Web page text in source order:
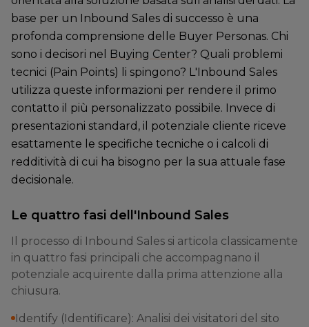
base per un Inbound Sales di successo è una
profonda comprensione delle Buyer Personas. Chi
sono i decisori nel
Buying Center? Quali problemi
tecnici (Pain Points) li spingono? L'Inbound Sales
utilizza queste informazioni per rendere il primo
contatto il più personalizzato possibile. Invece di
presentazioni standard, il potenziale cliente riceve
esattamente le specifiche tecniche o i calcoli di
redditività di cui ha bisogno per la sua attuale fase
decisionale.
Le quattro fasi dell'Inbound Sales
Il processo di Inbound Sales si articola classicamente
in quattro fasi principali che accompagnano il
potenziale acquirente dalla prima attenzione alla
chiusura.
Identify (Identificare): Analisi dei visitatori del sito